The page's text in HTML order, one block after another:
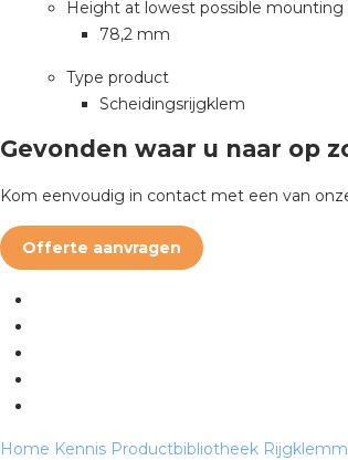
Height at lowest possible
78,2 mm
Type product
Scheidingsrijgklem
Gevonden waar u naar op
Kom eenvoudig in contact met een van
Offerte aanvragen
Home Kennis Productbibliotheek